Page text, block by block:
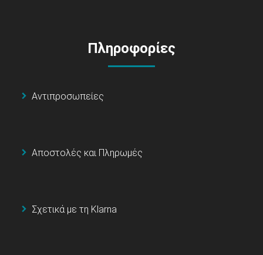
Πληροφορίες
Αντιπροσωπείες
Αποστολές και Πληρωμές
Σχετικά με τη Klarna